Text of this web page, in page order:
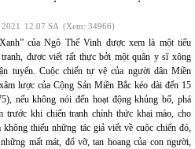
12:07 SA (Xem: 34966)
của Ngô Thế Vinh được xem là một tiểu
tranh, được viết rất thực bởi một quân y sĩ xông
tuyến. Cuộc chiến tự vệ của người dân Miền
lược của Cộng Sản Miền Bắc kéo dài đến 15
nếu không nói đến hoạt động khủng bố, phá
trước khi chiến tranh chính thức khai mào, cho
không thiếu những tác giả viết về cuộc chiến đó,
mất mát, đổ vỡ, tan hoang của con người,